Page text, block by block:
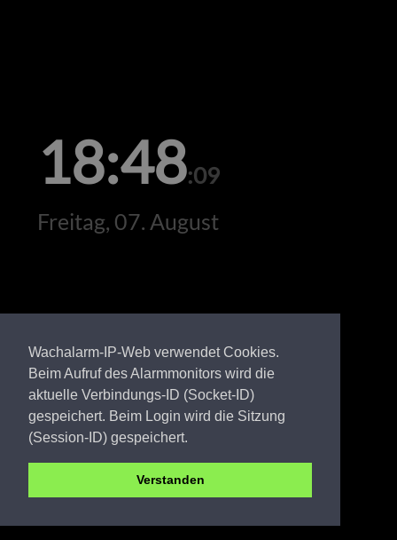
Wachalarm-IP-Web verwendet Cookies.
Beim Aufruf des Alarmmonitors wird die
aktuelle Verbindungs-ID (Socket-ID)
gespeichert. Beim Login wird die Sitzung
(Session-ID) gespeichert.
Verstanden
18:48:09
Freitag, 07. August
SPN FW Graustein